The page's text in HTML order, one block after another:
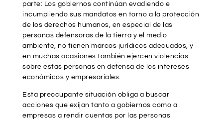
parte: Los gobiernos continúan evadiendo e
incumpliendo sus mandatos en torno a la protección
de los derechos humanos, en especial de las
personas defensoras de la tierra y el medio
ambiente, no tienen marcos jurídicos adecuados, y
en muchas ocasiones también ejercen violencias
sobre estas personas en defensa de los intereses
económicos y empresariales.
Esta preocupante situación obliga a buscar
acciones que exijan tanto a gobiernos como a
empresas a rendir cuentas por las personas